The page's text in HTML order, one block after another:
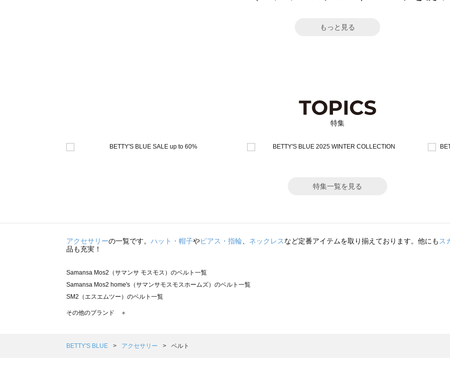
もっと見る
特集
特集一覧を見る
アクセサリーの一覧です。 ハット・帽子やピアス・指輪 ネックレスなど定番アイテムを取り揃えております。他にも ス
品も充実！
Samansa Mos2（サマンサ モスモス）のベルト一覧
Samansa Mos2 home's（サマンサモスモスホームズ）のベルト一覧
SM2（エスエムツー）のベルト一覧
TSUHARU by Samansa Mos2（ツハルバイサマンサモスモス）のベルト一覧
Samansa Mos2 Lagom（サマンサモスモス ラーゴム）のベルト一覧
その他のブランド ＋
BETTY'S BLUE アクセサリー ベルト